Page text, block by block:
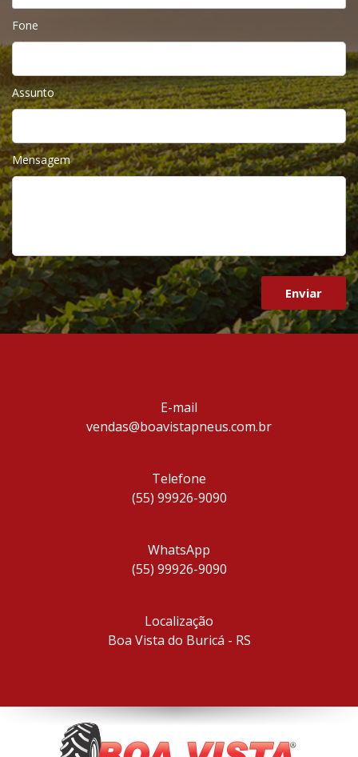
Fone
Assunto
Mensagem
E-mail
vendas@boavistapneus.com.br
Telefone
(55) 99926-9090
WhatsApp
(55) 99926-9090
Localização
Boa Vista do Buricá - RS